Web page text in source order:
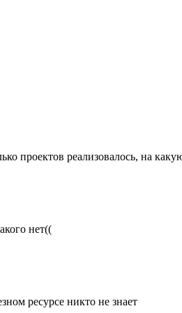
проектов реализовалось, на
нет((
ресурсе никто не знает